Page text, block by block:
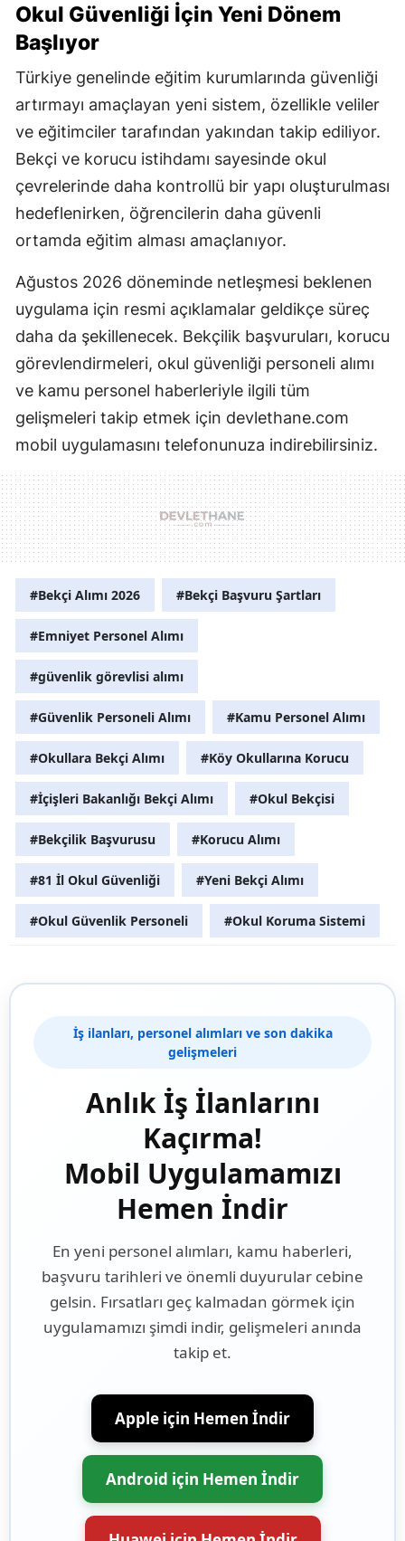
Okul Güvenliği İçin Yeni Dönem
Başlıyor
Türkiye genelinde eğitim kurumlarında güvenliği
artırmayı amaçlayan yeni sistem, özellikle veliler
ve eğitimciler tarafından yakından takip ediliyor.
Bekçi ve korucu istihdamı sayesinde okul
çevrelerinde daha kontrollü bir yapı oluşturulması
hedeflenirken, öğrencilerin daha güvenli
ortamda eğitim alması amaçlanıyor.
Ağustos 2026 döneminde netleşmesi beklenen
uygulama için resmi açıklamalar geldikçe süreç
daha da şekillenecek. Bekçilik başvuruları, korucu
görevlendirmeleri, okul güvenliği personeli alımı
ve kamu personel haberleriyle ilgili tüm
gelişmeleri takip etmek için devlethane.com
mobil uygulamasını telefonunuza indirebilirsiniz.
#Bekçi Alımı 2026 #Bekçi Başvuru Şartları
#Emniyet Personel Alımı
#güvenlik görevlisi alımı
#Güvenlik Personeli Alımı #Kamu Personel Alımı
#Okullara Bekçi Alımı #Köy Okullarına Korucu
#İçişleri Bakanlığı Bekçi Alımı #Okul Bekçisi
#Bekçilik Başvurusu #Korucu Alımı
#81 İl Okul Güvenliği #Yeni Bekçi Alımı
#Okul Güvenlik Personeli #Okul Koruma Sistemi
İş ilanları, personel alımları ve son dakika
gelişmeleri
Anlık İş İlanlarını
Kaçırma!
Mobil Uygulamamızı
Hemen İndir
En yeni personel alımları, kamu haberleri,
başvuru tarihleri ve önemli duyurular cebine
gelsin. Fırsatları geç kalmadan görmek için
uygulamamızı şimdi indir, gelişmeleri anında
takip et.
Apple için Hemen İndir
Android için Hemen İndir